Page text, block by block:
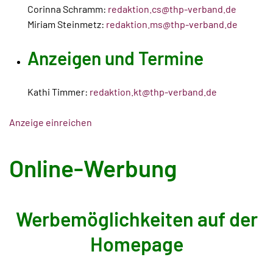
Corinna Schramm: redaktion.cs@thp-verband.de
Miriam Steinmetz: redaktion.ms@thp-verband.de
Anzeigen und Termine
Kathi Timmer: redaktion.kt@thp-verband.de
Anzeige einreichen
Online-Werbung
Werbemöglichkeiten auf der
Homepage